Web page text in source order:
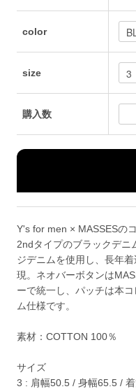
color
size
購入数
Y's for men × MASSESの
2ndタイプのブラックデニ
ジデニムを使用し、長年
現。ネオバーボタンは
ーで統一し、パッチは本
ム仕様です。
素材：COTTON 100％
サイズ
3 : 肩幅50.5 / 身幅65.5 /